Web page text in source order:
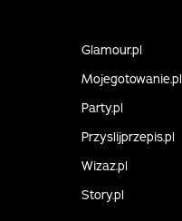
Glamour.pl
Mojegotowanie.pl
Party.pl
Przyslijprzepis.pl
Wizaz.pl
Story.pl